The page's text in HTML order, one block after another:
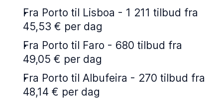
Fra Porto til Lisboa - 1 211 tilbud fra
45,53 € per dag
Fra Porto til Faro - 680 tilbud fra
49,05 € per dag
Fra Porto til Albufeira - 270 tilbud fra
48,14 € per dag